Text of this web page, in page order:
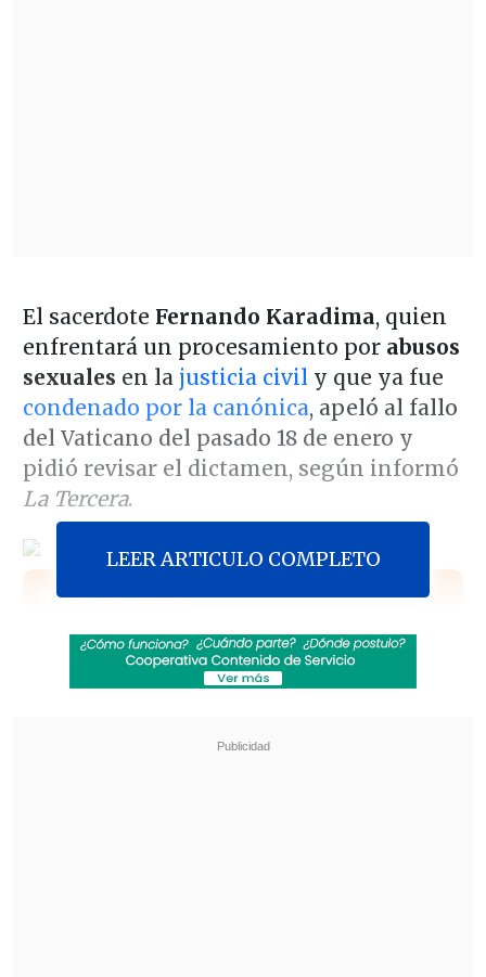
El sacerdote Fernando Karadima, quien
enfrentará un procesamiento por abusos
sexuales en lajusticia civil y que ya fue
condenado por la canónica, apeló al fallo
del Vaticano del pasado 18 de enero y
pidió revisar el dictamen, según informó
La Tercera.
Revisa también
Felipe Harboe: No se logra disuadir al crimen
organizado con copamiento policial
LEER ARTICULO COMPLETO